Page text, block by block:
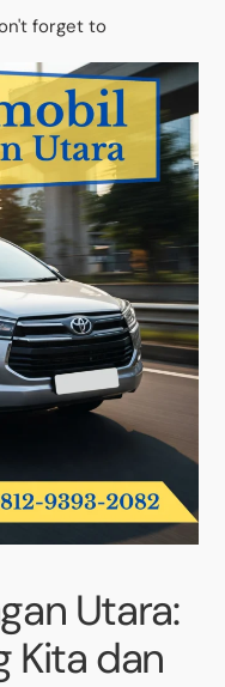
forget to
Utara:
Kita dan